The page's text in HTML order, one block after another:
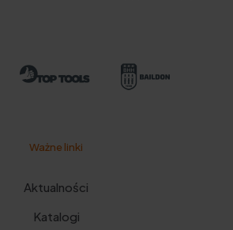
Ważne linki
Aktualności
Katalogi